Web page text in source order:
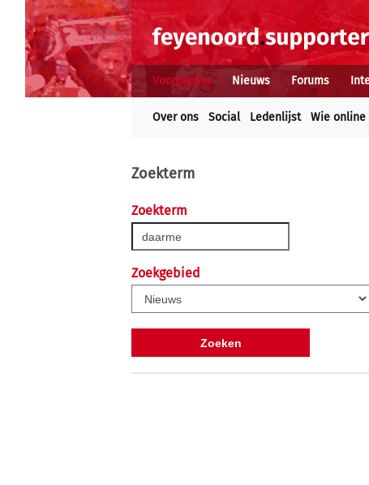
Voorpagina Nieuws Forums
Over ons Social Ledenlijst Wie online
Zoekterm
Zoekterm
Zoekgebied